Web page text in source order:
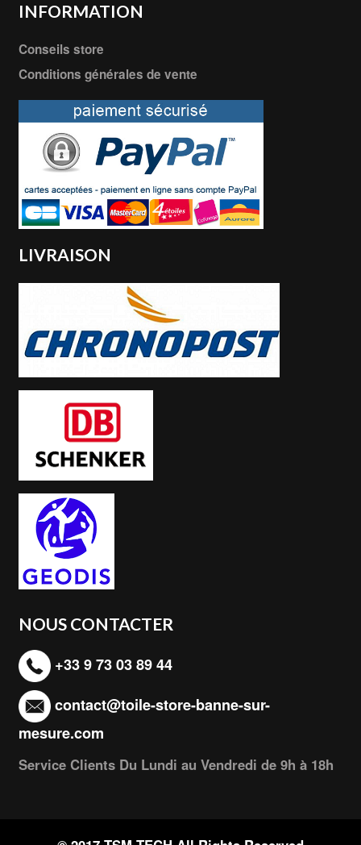
INFORMATION
Conseils store
Conditions générales de vente
LIVRAISON
NOUS CONTACTER
+33 9 73 03 89 44
contact@toile-store-banne-sur-
mesure.com
Service Clients Du Lundi au Vendredi de 9h à 18h